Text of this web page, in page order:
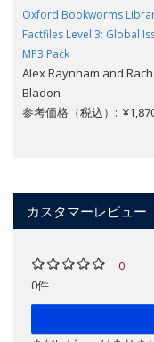
Oxford Bookworms
Factfiles Level 3: Global
MP3 Pack
Alex Raynham and
Bladon
参考価格（税込）:
カスタマーレビュー
0
0件